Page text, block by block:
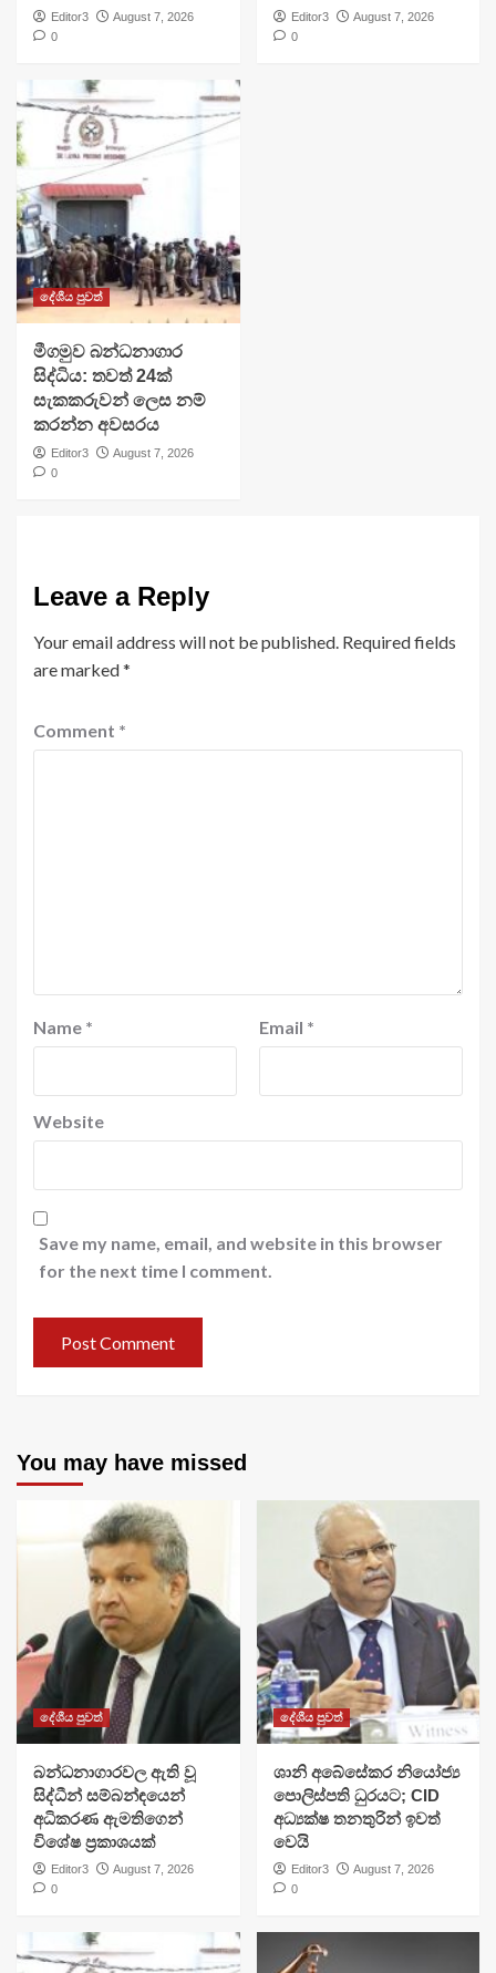
Editor3
August 7, 2026
0
Editor3
August 7, 2026
0
දේශීය පුවත්
මීගමුව බන්ධනාගාර
සිද්ධිය: තවත් 24ක්
සැකකරුවන් ලෙස නම්
කරන්න අවසරය
Editor3
August 7, 2026
0
Leave a Reply
Your email address will not be published. Required fields
are marked*
Comment *
Name * Email *
Website
Save my name, email, and website in this browser
for the next time I comment.
You may have missed
දේශීය පුවත්
බන්ධනාගාරවල ඇති වූ
සිද්ධීන් සම්බන්ඳයෙන්
අධිකරණ ඇමතිගෙන්
විශේෂ ප්‍රකාශයක්
Editor3
August 7, 2026
0
දේශීය පුවත්
ශානි අබේසේකර නියෝජ්‍ය
පොලිස්පති ධුරයට; CID
අධ්‍යක්ෂ තනතුරින් ඉවත්
වෙයි
Editor3
August 7, 2026
0